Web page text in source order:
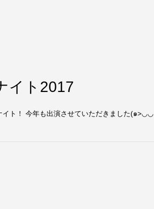
イト2017
ト！ 今年も出演させていただきました(๑>◡◡